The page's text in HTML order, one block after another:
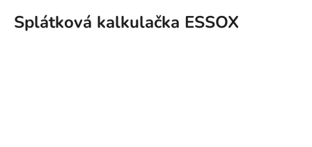
Splátková kalkulačka ESSOX